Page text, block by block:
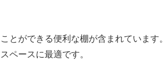
とができる便利な棚が含まれています
ペースに最適です。